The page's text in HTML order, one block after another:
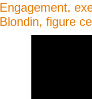
Engagement,
Blondin, figure